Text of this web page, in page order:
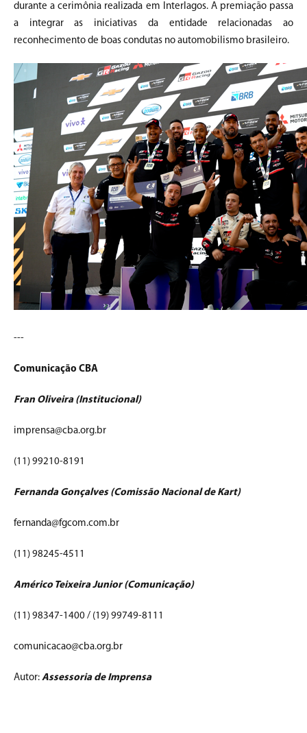
durante a cerimônia realizada em Interlagos. A premiação passa
a integrar as iniciativas da entidade relacionadas ao
reconhecimento de boas condutas no automobilismo brasileiro.
---
Comunicação CBA
Fran Oliveira (Institucional)
imprensa@cba.org.br
(11) 99210-8191
Fernanda Gonçalves (Comissão Nacional de Kart)
fernanda@fgcom.com.br
(11) 98245-4511
Américo Teixeira Junior (Comunicação)
(11) 98347-1400 / (19) 99749-8111
comunicacao@cba.org.br
Autor: Assessoria de Imprensa